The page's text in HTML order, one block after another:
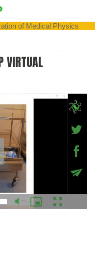
of Medical Physics
VIRTUAL